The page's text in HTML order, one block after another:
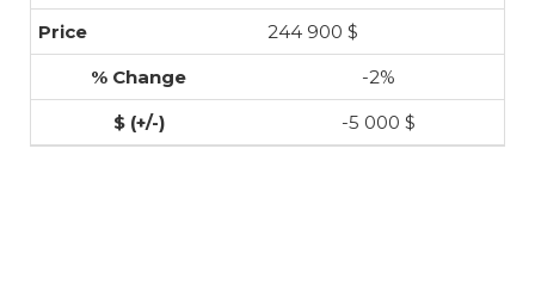
244 900 $
-2%
-5 000 $